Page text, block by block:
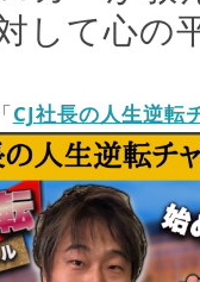
して心の
CJ社長の人生逆転